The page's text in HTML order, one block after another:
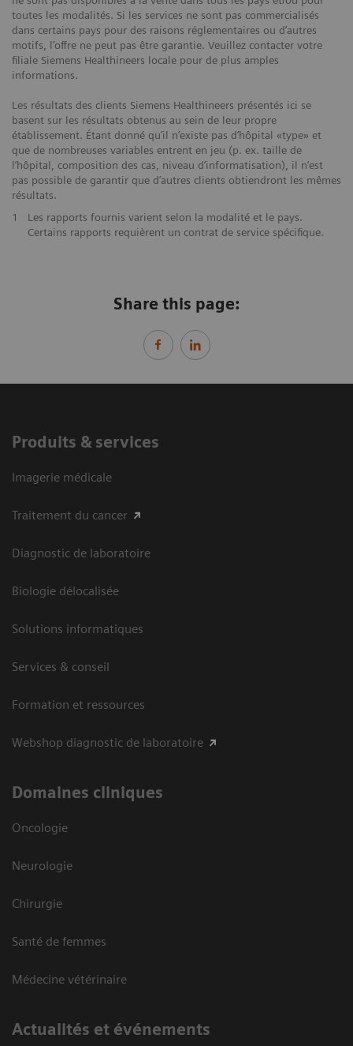
toutes les modalités. Si les services ne sont pas commercialisés
dans certains pays pour des raisons réglementaires ou d’autres
motifs, l’offre ne peut pas être garantie. Veuillez contacter votre
filiale Siemens Healthineers locale pour de plus amples
informations.
Les résultats des clients Siemens Healthineers présentés ici se
basent sur les résultats obtenus au sein de leur propre
établissement. Étant donné qu’il n’existe pas d’hôpital «type» et
que de nombreuses variables entrent en jeu (p. ex. taille de
l’hôpital, composition des cas, niveau d’informatisation), il n’est
pas possible de garantir que d’autres clients obtiendront les mêmes
résultats.
1
Les rapports fournis varient selon la modalité et le pays.
Certains rapports requièrent un contrat de service spécifique.
Share this page:
Produits & services
Imagerie médicale
Traitement du cancer
Diagnostic de laboratoire
Biologie délocalisée
Solutions informatiques
Services & conseil
Formation et ressources
Webshop diagnostic de laboratoire
Domaines cliniques
Oncologie
Neurologie
Chirurgie
Santé de femmes
Médecine vétérinaire
Actualités et événements